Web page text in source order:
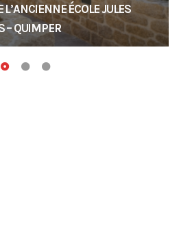
ÉCOLE JULES
– QUIMPER